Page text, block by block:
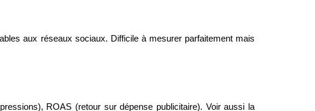
aux réseaux sociaux. Difficile à mesurer parfaitement mais
ROAS (retour sur dépense publicitaire). Voir aussi la